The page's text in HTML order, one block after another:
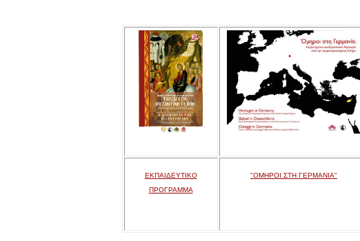
ΕΚΠΑΙΔΕΥΤΙΚΟ
ΠΡΟΓΡΑΜΜΑ
"ΟΜΗΡΟΙ ΣΤΗ ΓΕΡΜΑΝΙΑ"